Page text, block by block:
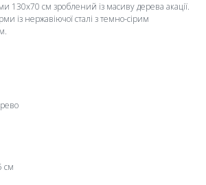
130х70 см зроблений із масиву дерева акації.
із нержавіючої сталі з темно-сірим
см